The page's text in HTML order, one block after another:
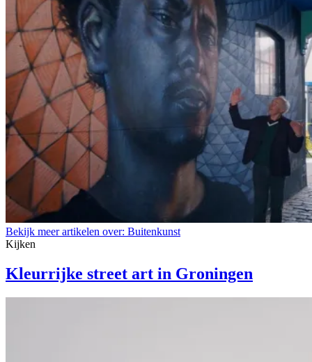
Bekijk meer artikelen over: Buitenkunst
Kijken
Kleurrijke street art in Groningen